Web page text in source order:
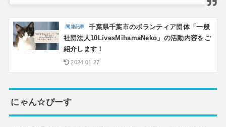
千葉県千葉市のボランティア団体「一般
社団法人10LivesMihamaNeko」の活動内容をご
紹介します！
2024.01.27
にゃん☆ぴーす